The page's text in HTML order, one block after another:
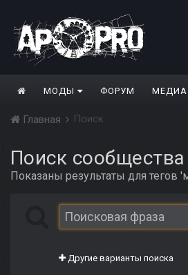
МОДЫ ФОРУМ МЕДИА
Главная Поиск
Поиск сообщества
Показаны результаты для тегов
Другие варианты поиска